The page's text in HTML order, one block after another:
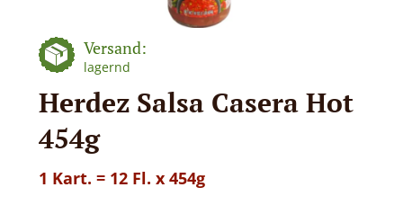
Versand:
lagernd
Herdez Salsa Casera Hot
454g
1 Kart. = 12 Fl. x 454g